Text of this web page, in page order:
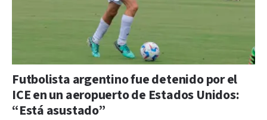
Futbolista argentino fue detenido por el
ICE en un aeropuerto de Estados Unidos:
“Está asustado”